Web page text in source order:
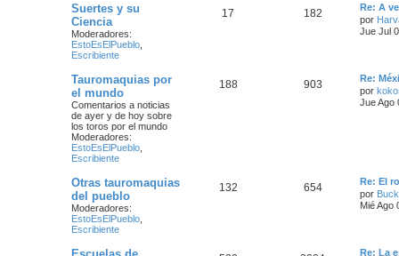
Suertes y su
Ciencia
Moderadores:
EstoEsElPueblo
Escribiente
17 182
Re: A
por
Jue Jul
Tauromaquias por
el mundo
Comentarios a noticias
de ayer y de hoy sobre
los toros por el mundo
Moderadores:
EstoEsElPueblo
Escribiente
188 903
Re:
por
Jue Ago
Otras tauromaquias
del pueblo
Moderadores:
EstoEsElPueblo
Escribiente
132 654
Re: El
por
Mié Ago
Escuelas de
Re: La